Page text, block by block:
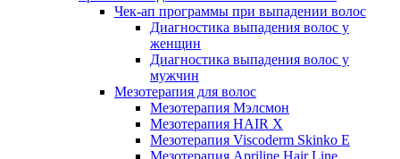
Чек-ап программы при выпадении волос
Диагностика выпадения волос у
женщин
Диагностика выпадения волос у
мужчин
Мезотерапия для волос
Мезотерапия Мэлсмон
Мезотерапия HAIR X
Мезотерапия Viscoderm Skinko E
Мезотерапия Apriline Hair Line